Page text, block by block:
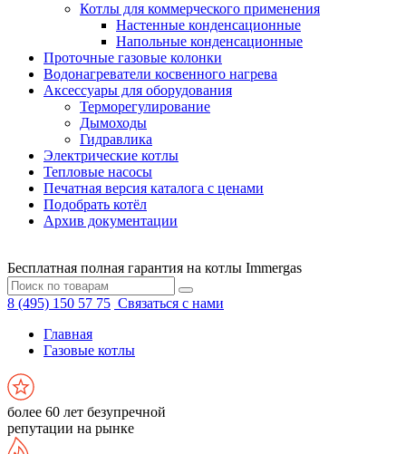
Котлы для коммерческого применения
Настенные конденсационные
Напольные конденсационные
Проточные газовые колонки
Водонагреватели косвенного нагрева
Аксессуары для оборудования
Терморегулирование
Дымоходы
Гидравлика
Электрические котлы
Тепловые насосы
Печатная версия каталога с ценами
Подобрать котёл
Архив документации
Бесплатная полная гарантия на котлы Immergas
8 (495) 150 57 75 Связаться с нами
Главная
Газовые котлы
более 60 лет безупречной
репутации на рынке